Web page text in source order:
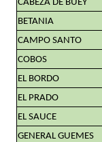
CABEZA DE BUEY
BETANIA
CAMPO SANTO
COBOS
EL BORDO
EL PRADO
EL SAUCE
GENERAL GUEMES